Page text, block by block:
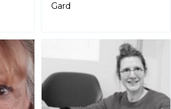
Gard